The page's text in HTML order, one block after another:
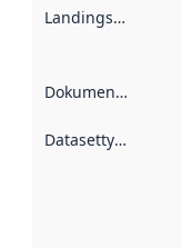
Landingsside
Dokumentasjon
Datasettype